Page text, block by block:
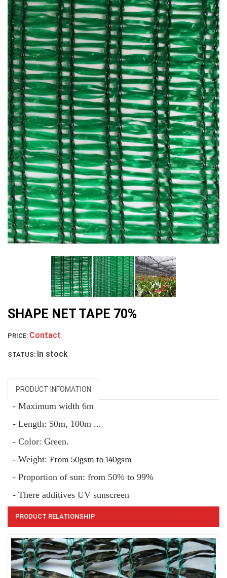
LƯỚI NUÔI TRỒNG HẢI SẢN
LƯỚI CHẮN GIÓ
LƯỚI CHẮN CÔN TRÙNG
LƯỚI CHE NẮNG
LƯỚI CHẮN CHIM
SHAPE NET TAPE 70%
PRICE: Contact
STATUS: In stock
PRODUCT INFOMATION
- Maximum width 6m
- Length: 50m, 100m ...
- Color: Green.
- Weight: From 50gsm to 140gsm
- Proportion of sun: from 50% to 99%
- There additives UV sunscreen
PRODUCT RELATIONSHIP